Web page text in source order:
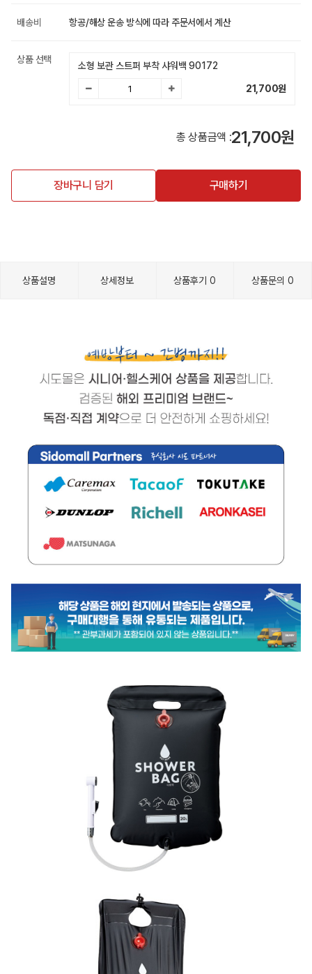
배송비 항공/해상 운송 방식에 따라 주문서에서 계산
상품 선택
소형 보관 스트퍼 부착 샤워백 90172
21,700원
총 상품금액 :21,700원
장바구니 담기 구매하기
상품설명 상세정보 상품후기0 상품문의0